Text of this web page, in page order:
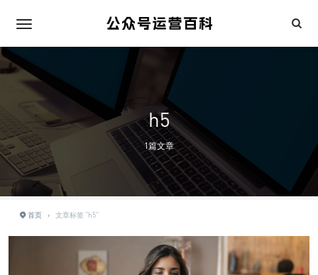
h5
1篇文章
首页 › 文章标签 "h5"